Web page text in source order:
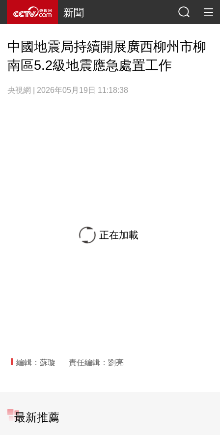
新聞
中國地震局持續開展廣西柳州市柳
南區5.2級地震應急處置工作
央視網 | 2026年05月19日 11:18:38
正在加載
編輯：蘇璇 責任編輯：劉亮
最新推薦